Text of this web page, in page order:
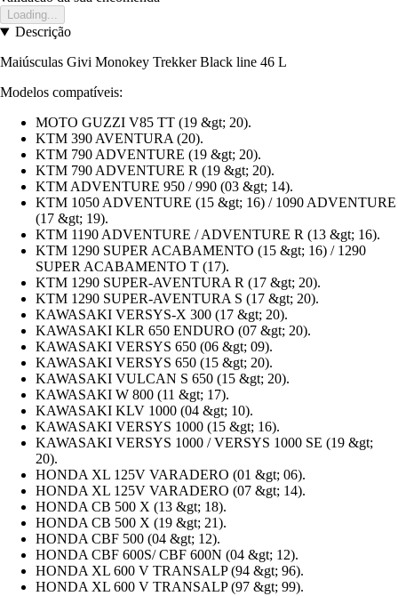
Loading...
Descrição
Maiúsculas Givi Monokey Trekker Black line 46 L
Modelos compatíveis:
MOTO GUZZI V85 TT (19 &gt; 20).
KTM 390 AVENTURA (20).
KTM 790 ADVENTURE (19 &gt; 20).
KTM 790 ADVENTURE R (19 &gt; 20).
KTM ADVENTURE 950 / 990 (03 &gt; 14).
KTM 1050 ADVENTURE (15 &gt; 16) / 1090 ADVENTURE
(17 &gt; 19).
KTM 1190 ADVENTURE / ADVENTURE R (13 &gt; 16).
KTM 1290 SUPER ACABAMENTO (15 &gt; 16) / 1290
SUPER ACABAMENTO T (17).
KTM 1290 SUPER-AVENTURA R (17 &gt; 20).
KTM 1290 SUPER-AVENTURA S (17 &gt; 20).
KAWASAKI VERSYS-X 300 (17 &gt; 20).
KAWASAKI KLR 650 ENDURO (07 &gt; 20).
KAWASAKI VERSYS 650 (06 &gt; 09).
KAWASAKI VERSYS 650 (15 &gt; 20).
KAWASAKI VULCAN S 650 (15 &gt; 20).
KAWASAKI W 800 (11 &gt; 17).
KAWASAKI KLV 1000 (04 &gt; 10).
KAWASAKI VERSYS 1000 (15 &gt; 16).
KAWASAKI VERSYS 1000 / VERSYS 1000 SE (19 &gt;
20).
HONDA XL 125V VARADERO (01 &gt; 06).
HONDA XL 125V VARADERO (07 &gt; 14).
HONDA CB 500 X (13 &gt; 18).
HONDA CB 500 X (19 &gt; 21).
HONDA CBF 500 (04 &gt; 12).
HONDA CBF 600S/ CBF 600N (04 &gt; 12).
HONDA XL 600 V TRANSALP (94 &gt; 96).
HONDA XL 600 V TRANSALP (97 &gt; 99).